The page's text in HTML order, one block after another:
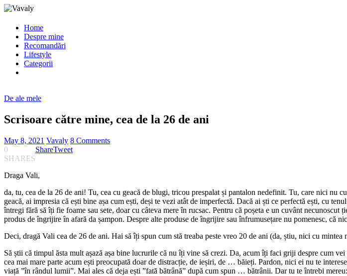
Home
Despre mine
Recomandări
Lifestyle
Categorii
De ale mele
Scrisoare către mine, cea de la 26 de ani
May 8, 2021 Vavaly 8 Comments
0
SHARES
ShareTweet
Draga Vali,
da, tu, cea de la 26 de ani! Tu, cea cu geacă de blugi, tricou prespalat și pantalon nedefinit. Tu, care nici nu
geacă, ai impresia că ești bine așa cum ești, deși te vezi atât de imperfectă. Dacă ai ști ce perfectă ești, cu
întregi fără să îți fie foame sau sete, doar cu câteva mere în rucsac. Pentru că poșeta e un cuvânt
produs de îngrijire în afară da șampon. Despre alte produse de îngrijire sau înfrumusețare nu pomenesc, că
Deci, dragă Vali cea de 26 de ani. Hai să îți spun cum stă treaba peste vreo 20 de ani (da, știu, nici cu mintea
Să știi că timpul ăsta mult așază așa bine lucrurile că nu îți vine să crezi. Da, acum îți faci griji despre cum
cea mai mare parte acum ești preocupată doar de distracție, de ieșiri, de … băieți. Pardon, nici ei nu te
viață ”în rândul lumii”. Mai ales că deja ești ”fată bătrână” după cum spun … bătrânii. Dar tu te întrebi